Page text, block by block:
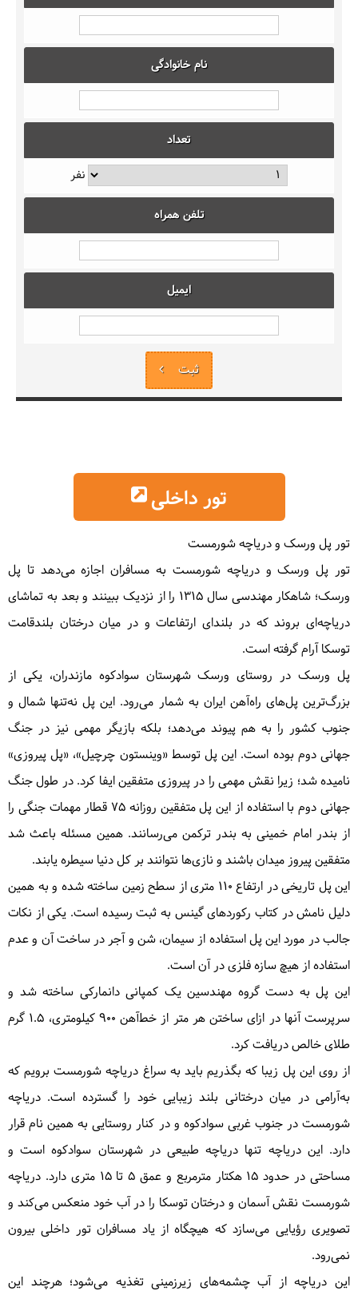
نام خانوادگی
تعداد
نفر
تلفن همراه
ایمیل
ثبت
تور داخلی
تور پل ورسک و دریاچه شورمست
تور پل ورسک و دریاچه شورمست به مسافران اجازه می‌دهد تا پل
ورسک؛ شاهکار مهندسی سال ۱۳۱۵ را از نزدیک ببینند و بعد به تماشای
دریاچه‌ای بروند که در بلندای ارتفاعات و در میان درختان بلندقامت
توسکا آرام گرفته است.
پل ورسک در روستای ورسک شهرستان سوادکوه مازندران، یکی از
بزرگ‌ترین پل‌های راه‌آهن ایران به شمار می‌رود. این پل نه‌تنها شمال و
جنوب کشور را به هم پیوند می‌دهد؛ بلکه بازیگر مهمی نیز در جنگ
جهانی دوم بوده است. این پل توسط «وینستون چرچیل»، «پل پیروزی»
نامیده شد؛ زیرا نقش مهمی را در پیروزی متفقین ایفا کرد. در طول جنگ
جهانی دوم با استفاده از این پل متفقین روزانه ۷۵ قطار مهمات جنگی را
از بندر امام خمینی به بندر ترکمن می‌رسانند. همین مسئله باعث شد
متفقین پیروز میدان باشند و نازی‌ها نتوانند بر کل دنیا سیطره یابند.
این پل تاریخی در ارتفاع ۱۱۰ متری از سطح زمین ساخته شده و به همین
دلیل نامش در کتاب رکوردهای گینس به ثبت رسیده است. یکی از نکات
جالب در مورد این پل استفاده از سیمان، شن و آجر در ساخت آن و عدم
استفاده از هیچ سازه فلزی در آن است.
این پل به دست گروه مهندسین یک کمپانی دانمارکی ساخته شد و
سرپرست آنها در ازای ساختن هر متر از خط‌آهن ۹۰۰ کیلومتری، ۱.۵ گرم
طلای خالص دریافت کرد.
از روی این پل زیبا که بگذریم باید به سراغ دریاچه شورمست برویم که
به‌آرامی در میان درختانی بلند زیبایی خود را گسترده است. دریاچه
شورمست در جنوب غربی سوادکوه و در کنار روستایی به همین نام قرار
دارد. این دریاچه تنها دریاچه طبیعی در شهرستان سوادکوه است و
مساحتی در حدود ۱۵ هکتار مترمربع و عمق ۵ تا ۱۵ متری دارد. دریاچه
شورمست نقش آسمان و درختان توسکا را در آب خود منعکس می‌کند و
تصویری رؤیایی می‌سازد که هیچگاه از یاد مسافران تور داخلی بیرون
نمی‌رود.
این دریاچه از آب چشمه‌های زیرزمینی تغذیه می‌شود؛ هرچند این